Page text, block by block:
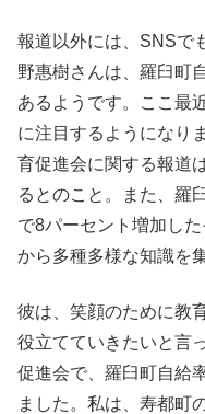
報道以外には、SNSで
野惠樹さんは、羅臼町
あるようです。ここ最
に注目するようになり
育促進会に関する報道
るとのこと。また、羅
で8パーセント増加し
から多種多様な知識を
彼は、笑顔のために教
役立てていきたいと言
促進会で、羅臼町自給
ました。私は、寿都町